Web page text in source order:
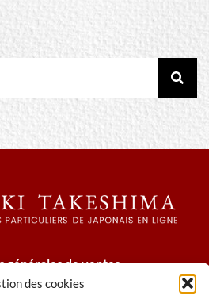
des cookies
générales de ventes
légales